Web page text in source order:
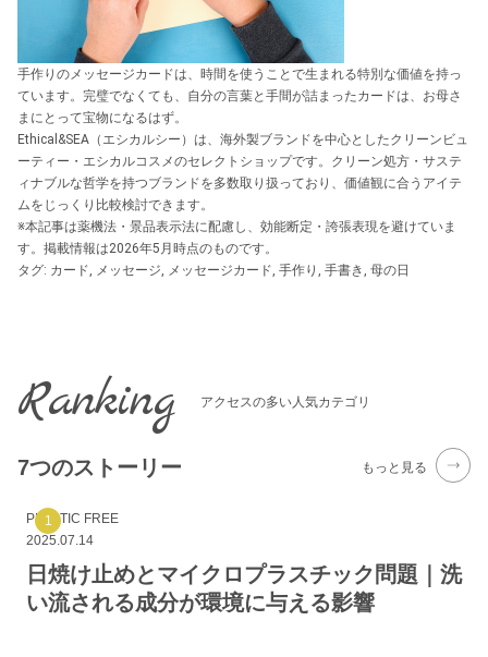
手作りのメッセージカードは、時間を使うことで生まれる特別な価値を持っ
ています。完璧でなくても、自分の言葉と手間が詰まったカードは、お母さ
まにとって宝物になるはず。
Ethical&SEA（エシカルシー）は、海外製ブランドを中心としたクリーンビュ
ーティー・エシカルコスメのセレクトショップです。クリーン処方・サステ
ィナブルな哲学を持つブランドを多数取り扱っており、価値観に合うアイテ
ムをじっくり比較検討できます。
※本記事は薬機法・景品表示法に配慮し、効能断定・誇張表現を避けていま
す。掲載情報は2026年5月時点のものです。
タグ: カード, メッセージ, メッセージカード, 手作り , 手書き , 母の日
Ranking アクセスの多い人気カテゴリ
7つのストーリー もっと見る
PLASTIC FREE
2025.07.14
日焼け止めとマイクロプラスチック問題｜洗
い流される成分が環境に与える影響